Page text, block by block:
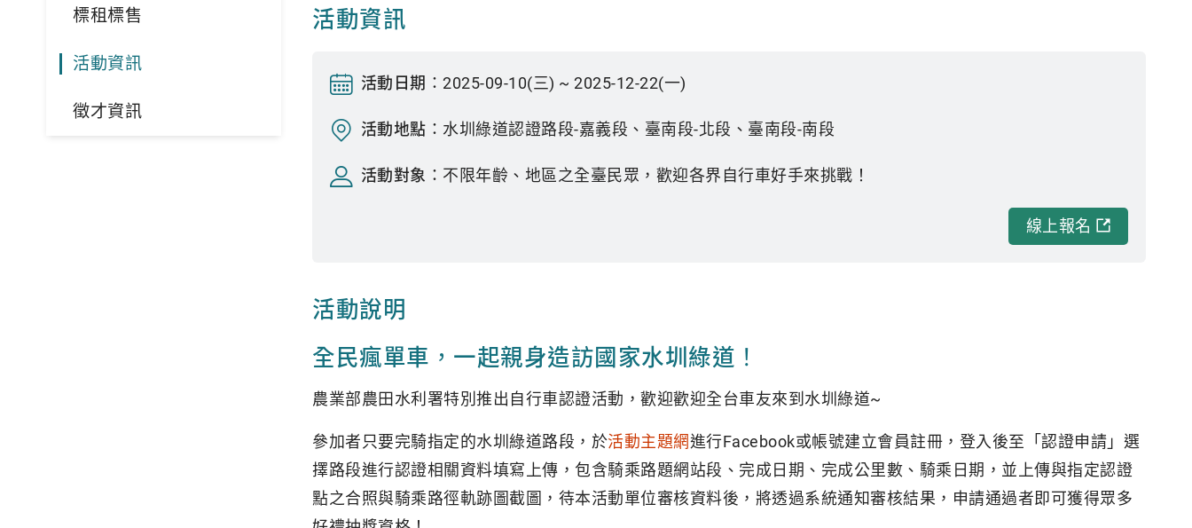
標租標售
活動資訊
徵才資訊
活動資訊
活動日期： 2025-09-10(三) ~ 2025-12-22(一)
活動地點： 水圳綠道認證路段-嘉義段、臺南段-北段、臺南段-南段
活動對象： 不限年齡、地區之全臺民眾，歡迎各界自行車好手來挑戰！
線上報名
活動說明
全民瘋單車，一起親身造訪國家水圳綠道！
農業部農田水利署特別推出自行車認證活動，歡迎歡迎全台車友來到水圳綠道~
參加者只要完騎指定的水圳綠道路段，於活動主題網進行Facebook或帳號建立會員註冊，登入後至「認證申請」選
擇路段進行認證相關資料填寫上傳，包含騎乘路題網站段、完成日期、完成公里數、騎乘日期，並上傳與指定認證
點之合照與騎乘路徑軌跡圖截圖，待本活動單位審核資料後，將透過系統通知審核結果，申請通過者即可獲得眾多